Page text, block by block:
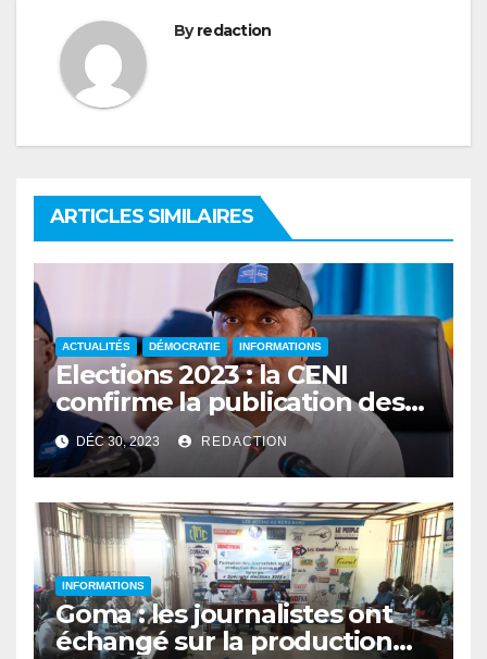
Byredaction
ARTICLES SIMILAIRES
ACTUALITÉS DÉMOCRATIE INFORMATIONS
Elections 2023 : la CENI
confirme la publication des
résultats provisoires ce
dimanche
DÉC 30, 2023 REDACTION
INFORMATIONS
Goma : les journalistes ont
échangé sur la production